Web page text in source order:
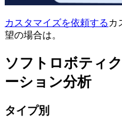
カスタマイズを依頼する カ
望の場合は。
ソフトロボティ
ーション分析
タイプ別